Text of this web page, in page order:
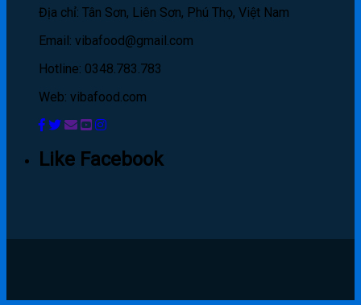
Địa chỉ: Tân Sơn, Liên Sơn, Phú Thọ, Việt Nam
Email: vibafood@gmail.com
Hotline: 0348.783.783
Web: vibafood.com
Like Facebook